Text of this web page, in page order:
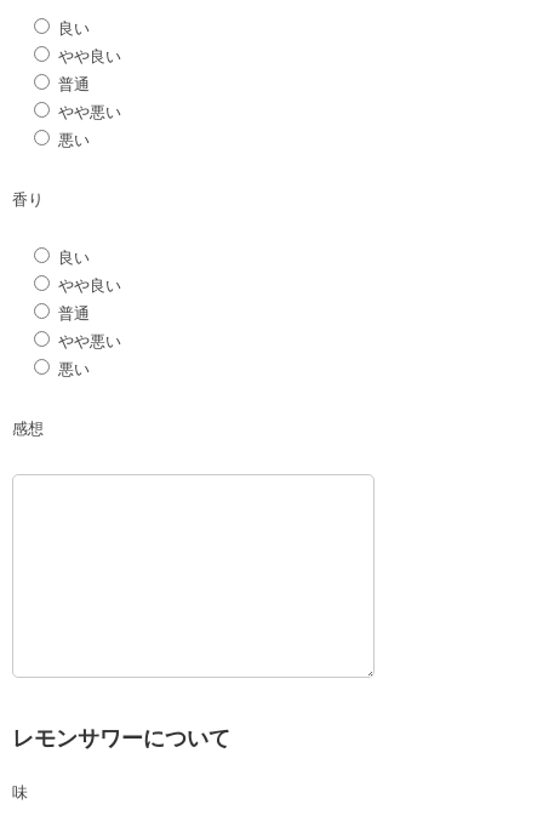
良い
やや良い
普通
やや悪い
悪い
香り
良い
やや良い
普通
やや悪い
悪い
感想
レモンサワーについて
味